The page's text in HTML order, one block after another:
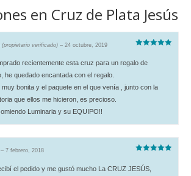
en Cruz de Plata Jesús
con
(propietario verificado) – 24 octubre, 2019
recientemente esta cruz para un regalo de
he quedado encantada con el regalo.
muy bonita y el paquete en el que venía , junto con la
que ellos me hicieron, es precioso.
Luminaria y su EQUIPO!!
con
– 7 febrero, 2018
el pedido y me gustó mucho La CRUZ JESÚS,